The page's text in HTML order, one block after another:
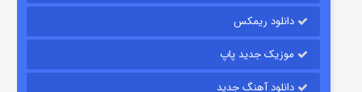
دانلود ریمکس
موزیک جدید پاپ
دانلود آهنگ جدید